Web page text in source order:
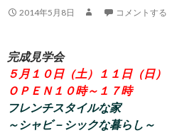
2014年5月8日 コメントする
完成見学会
５月１０日（土）１１日（日）
ＯＰＥＮ１０時～１７時
フレンチスタイルな家
～シャビ－シックな暮らし～